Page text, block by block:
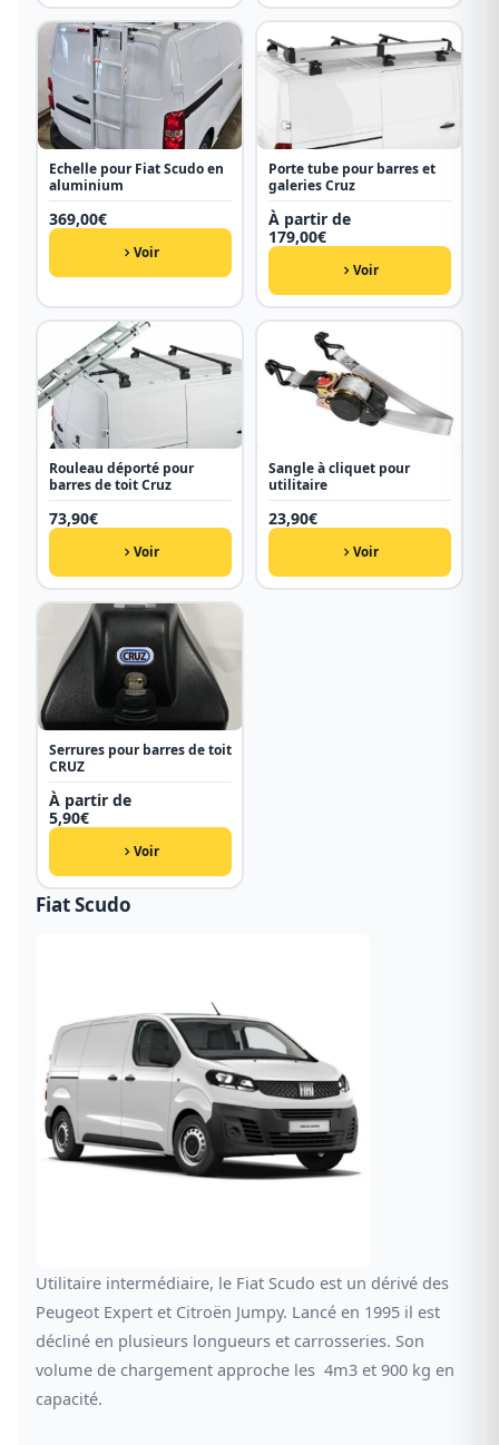
Echelle pour Fiat Scudo en
aluminium
369,00€
Voir
Porte tube pour barres et
galeries Cruz
À partir de
179,00€
Voir
Rouleau déporté pour
barres de toit Cruz
73,90€
Voir
Sangle à cliquet pour
utilitaire
23,90€
Voir
Serrures pour barres de toit
CRUZ
À partir de
5,90€
Voir
Fiat Scudo
Utilitaire intermédiaire, le Fiat Scudo est un dérivé des
Peugeot Expert et Citroën Jumpy. Lancé en 1995 il est
décliné en plusieurs longueurs et carrosseries. Son
volume de chargement approche les 4m3 et 900 kg en
capacité.